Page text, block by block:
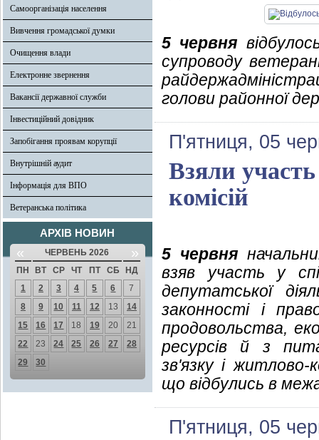
Самоорганізація населення
Вивчення громадської думки
Очищення влади
Електронне звернення
Вакансії державної служби
Інвестиційний довідник
Запобігання проявам корупції
Внутрішній аудит
Інформація для ВПО
Ветеранська політика
АРХІВ НОВИН
« ЧЕРВЕНЬ 2026 »
ПН ВТ СР ЧТ ПТ СБ
НД
1
2 3 4 5 6
7
8
9 10 11 12 13
14
15
16 17 18 19 20
21
22
23 24 25 26 27
28
29
30
5 червня
супроводу
голови районної
П'ятниця, 05
Взяли участь
комісій
5 червня
взяв участь у
депутатської
законності і
продовольства,
ресурсів й з
зв'язку і
що відбулись в
П'ятниця, 05